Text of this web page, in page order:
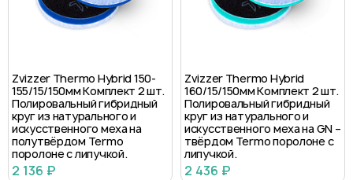
Zvizzer Thermo Hybrid 150-
155/15/150мм Комплект 2 шт.
Полировальный гибридный
круг из натурального и
искусственного меха на
полутвёрдом Termo
поролоне с липучкой.
2 136 ₽
Zvizzer Thermo Hybrid
160/15/150мм Комплект 2 шт.
Полировальный гибридный
круг из натурального и
искусственного меха на GN –
твёрдом Termo поролоне с
липучкой.
2 436 ₽